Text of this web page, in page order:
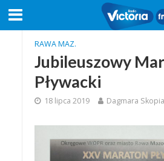
RAWA MAZ.
Jubileuszowy
Pływacki
18 lipca 2019 Dagmara